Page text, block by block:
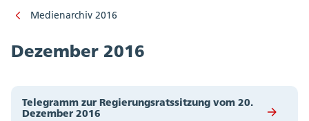
Medienarchiv 2016
Dezember 2016
Telegramm zur Regierungsratssitzung vom 20.
Dezember 2016